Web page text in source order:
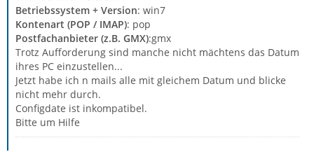
Betriebssystem + Version: win7
Kontenart (POP / IMAP): pop
Postfachanbieter (z.B. GMX):gmx
Trotz Aufforderung sind manche nicht mächtens das Datum
ihres PC einzustellen...
Jetzt habe ich n mails alle mit gleichem Datum und blicke
nicht mehr durch.
Configdate ist inkompatibel.
Bitte um Hilfe